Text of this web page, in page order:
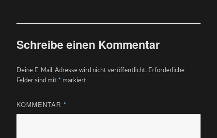
Schreibe einen Kommentar
Deine E-Mail-Adresse wird nicht veröffentlicht. Erforderliche
Felder sind mit * markiert
KOMMENTAR *